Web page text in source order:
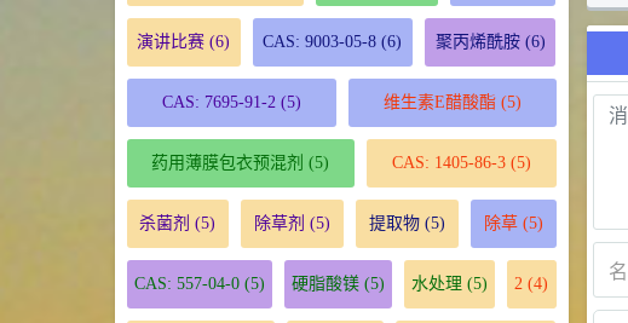
演讲比赛 (6) CAS: 9003-05-8 (6) 聚丙烯酰胺(6)
CAS: 7695-91-2 (5) 维生素E醋酸酯(5)
药用薄膜包衣预混剂 (5) CAS: 1405-86-3(5)
杀菌剂 (5) 除草剂 (5) 提取物(5) 除草(5)
CAS: 557-04-0(5) 硬脂酸镁(5) 水处理 (5) 2 (4)